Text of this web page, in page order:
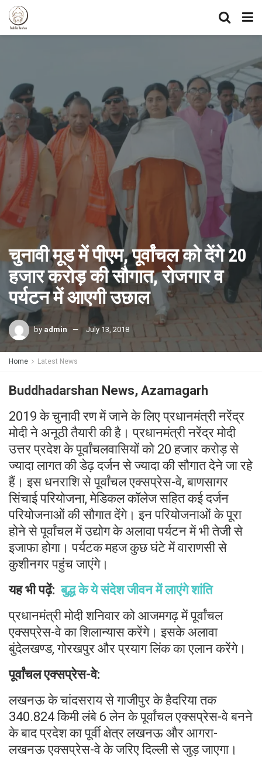
चुनावी मूड में पीएम, पूर्वांचल को देंगे 20
हजार करोड़ की सौगात, रोजगार व
पर्यटन में आएगी उछाल
by admin July 13, 2018
Home Latest News
Buddhadarshan News, Azamagarh
2019 के चुनावी रण में जाने के लिए प्रधानमंत्री नरेंद्र
मोदी ने अनूठी तैयारी की है। प्रधानमंत्री नरेंद्र मोदी
उत्तर प्रदेश के पूर्वांचलवासियों को 20 हजार करोड़ से
ज्यादा लागत की डेढ़ दर्जन से ज्यादा की सौगात देने जा रहे
हैं। इस धनराशि से पूर्वांचल एक्सप्रेस-वे, बाणसागर
सिंचाई परियोजना, मेडिकल कॉलेज सहित कई दर्जन
परियोजनाओं की सौगात देंगे। इन परियोजनाओं के पूरा
होने से पूर्वांचल में उद्योग के अलावा पर्यटन में भी तेजी से
इजाफा होगा। पर्यटक महज कुछ घंटे में वाराणसी से
कुशीनगर पहुंच जाएंगे।
यह भी पढ़ें:बुद्ध के ये संदेश जीवन में लाएंगे शांति
प्रधानमंत्री मोदी शनिवार को आजमगढ़ में पूर्वांचल
एक्सप्रेस-वे का शिलान्यास करेंगे। इसके अलावा
बुंदेलखण्ड, गोरखपुर और प्रयाग लिंक का एलान करेंगे।
पूर्वांचल एक्सप्रेस-वे:
लखनऊ के चांदसराय से गाजीपुर के हैदरिया तक
340.824 किमी लंबे 6 लेन के पूर्वांचल एक्सप्रेस-वे बनने
के बाद प्रदेश का पूर्वी क्षेत्र लखनऊ और आगरा-
लखनऊ एक्सप्रेस-वे के जरिए दिल्ली से जुड़ जाएगा।